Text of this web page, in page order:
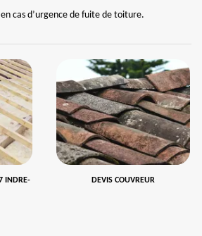
cas d’urgence de fuite de toiture.
INDRE-
DEVIS COUVREUR